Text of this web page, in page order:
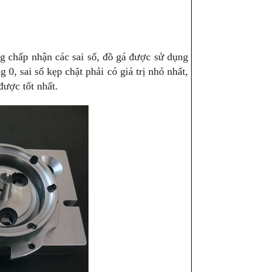
nhận các sai số, đồ gá được sử dụng
0, sai số kẹp chặt phải có giá trị nhỏ nhất,
tốt nhất.